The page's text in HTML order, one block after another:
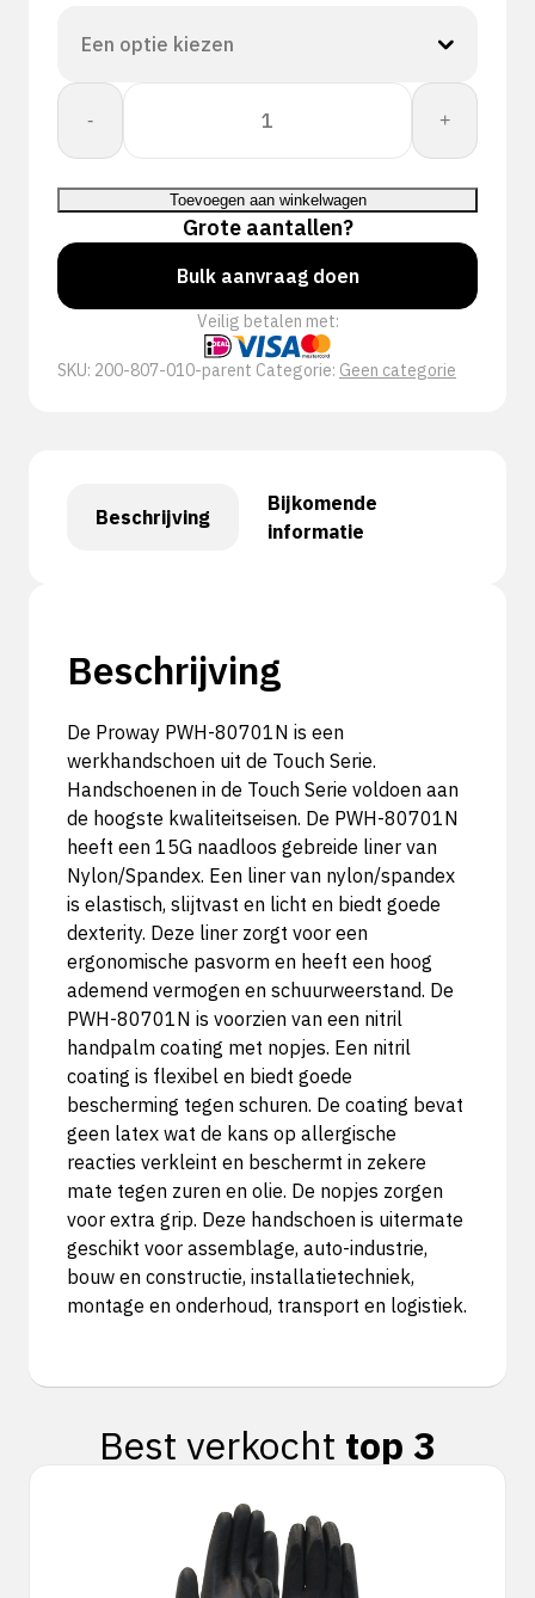
-
Proway:
Touch
PWH-
80701N
aantal
+
Toevoegen aan winkelwagen
Grote aantallen?
Bulk aanvraag doen
Veilig betalen met:
SKU: 200-807-010-parent Categorie: Geen categorie
Beschrijving
Bijkomende
informatie
Beschrijving
De Proway PWH-80701N is een
werkhandschoen uit de Touch Serie.
Handschoenen in de Touch Serie voldoen aan
de hoogste kwaliteitseisen. De PWH-80701N
heeft een 15G naadloos gebreide liner van
Nylon/Spandex. Een liner van nylon/spandex
is elastisch, slijtvast en licht en biedt goede
dexterity. Deze liner zorgt voor een
ergonomische pasvorm en heeft een hoog
ademend vermogen en schuurweerstand. De
PWH-80701N is voorzien van een nitril
handpalm coating met nopjes. Een nitril
coating is flexibel en biedt goede
bescherming tegen schuren. De coating bevat
geen latex wat de kans op allergische
reacties verkleint en beschermt in zekere
mate tegen zuren en olie. De nopjes zorgen
voor extra grip. Deze handschoen is uitermate
geschikt voor assemblage, auto-industrie,
bouw en constructie, installatietechniek,
montage en onderhoud, transport en logistiek.
Best verkocht top 3